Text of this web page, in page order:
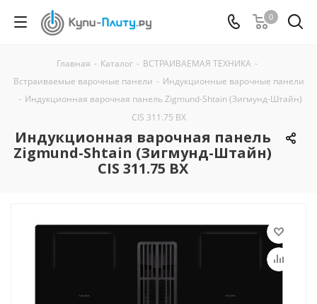
0
Главная - Каталог - ВСТРАИВАЕМАЯ ТЕХНИКА -
Встраиваемые варочные панели - Индукционные варочные панели
- Индукционная варочная панель Zigmund-Shtain (Зигмунд-Штайн)
CIS 311.75 BX
Индукционная варочная панель
Zigmund-Shtain (Зигмунд-Штайн)
CIS 311.75 BX